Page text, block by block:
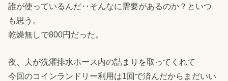
誰が使っているんだ‥そんなに需要があるのか？といつ
も思う。
乾燥無しで800円だった。
夜、夫が洗濯排水ホース内の詰まりを取ってくれて
今回のコインランドリー利用は1回で済んだからまだいい